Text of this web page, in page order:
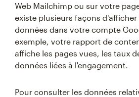
Web Mailchimp ou sur votre
existe plusieurs façons
données dans votre compte
exemple, votre rapport de
affiche les pages vues, les taux
données liées à l'engagement.
Pour consulter les données